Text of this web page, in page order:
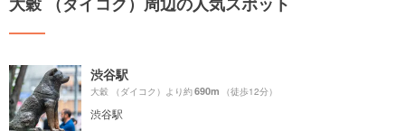
渋谷駅
大穀 （ダイコク）より約690m （徒歩12分）
渋谷駅